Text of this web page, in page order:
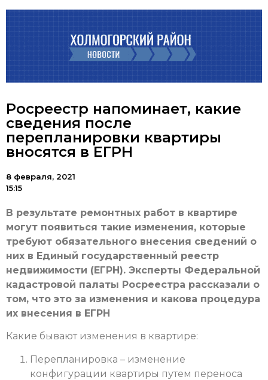
Росреестр напоминает, какие
сведения после
перепланировки квартиры
вносятся в ЕГРН
8 февраля, 2021
15:15
В результате ремонтных работ в квартире
могут появиться такие изменения, которые
требуют обязательного внесения сведений о
них в Единый государственный реестр
недвижимости (ЕГРН). Эксперты Федеральной
кадастровой палаты Росреестра рассказали о
том, что это за изменения и какова процедура
их внесения в ЕГРН
Какие бывают изменения в квартире:
Перепланировка – изменение
конфигурации квартиры путем переноса